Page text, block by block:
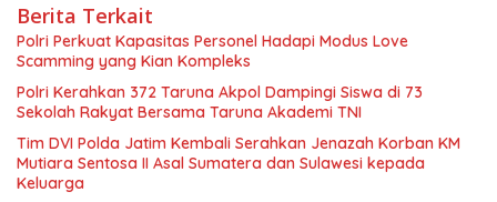
Berita Terkait
Polri Perkuat Kapasitas Personel Hadapi Modus Love
Scamming yang Kian Kompleks
Polri Kerahkan 372 Taruna Akpol Dampingi Siswa di 73
Sekolah Rakyat Bersama Taruna Akademi TNI
Tim DVI Polda Jatim Kembali Serahkan Jenazah Korban KM
Mutiara Sentosa II Asal Sumatera dan Sulawesi kepada
Keluarga